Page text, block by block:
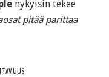
nykyisin tekee
pitää parittaa